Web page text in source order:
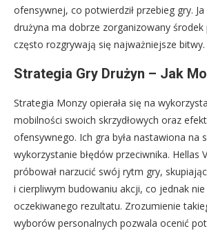
ofensywnej, co potwierdził przebieg gry.
drużyna ma dobrze zorganizowany
często rozgrywają się najważniejsze bitwy.
Strategia Gry Drużyn – Jak
Strategia Monzy opierała się na
mobilności swoich skrzydłowych oraz
ofensywnego. Ich gra była nastawiona na
wykorzystanie błędów przeciwnika. Hellas
próbował narzucić swój rytm gry,
i cierpliwym budowaniu akcji, co jednak nie
oczekiwanego rezultatu. Zrozumienie
wyborów personalnych pozwala ocenić